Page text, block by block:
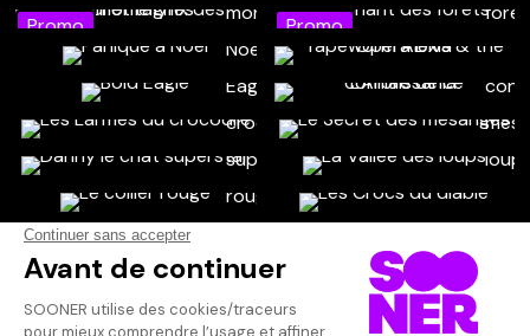
Promo Promo